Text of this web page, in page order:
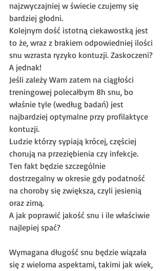
najzwyczajniej w świecie czujemy się
bardziej głodni.
Kolejnym dość istotną ciekawostką jest
to że, wraz z brakiem odpowiedniej ilości
snu wzrasta ryzyko kontuzji. Zaskoczeni?
A jednak!
Jeśli zależy Wam zatem na ciągłości
treningowej polecałbym 8h snu, bo
właśnie tyle (według badań) jest
najbardziej optymalne przy profilaktyce
kontuzji.
Ludzie którzy sypiają krócej, częściej
chorują na przeziębienia czy infekcje.
Ten fakt będzie szczególnie
dostrzegalny w okresie gdy podatność
na choroby się zwiększa, czyli jesienią
oraz zimą.
A jak poprawić jakość snu i ile właściwie
najlepiej spać?
Wymagana długość snu będzie wiązała
się z wieloma aspektami, takimi jak wiek,